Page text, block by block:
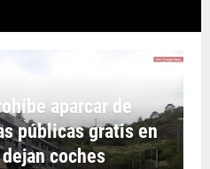
aparcar de
públicas gratis en
coches